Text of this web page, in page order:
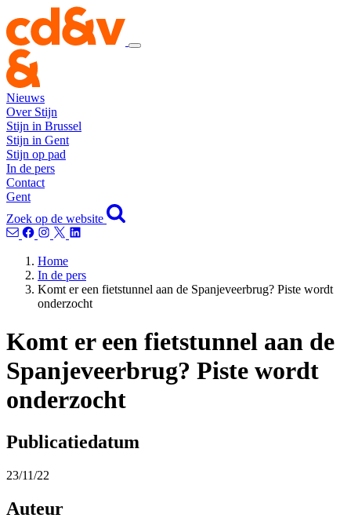
Nieuws
Over Stijn
Stijn in Brussel
Stijn in Gent
Stijn op pad
In de pers
Contact
Gent
Zoek op de website
Home
In de pers
Komt er een fietstunnel aan de Spanjeveerbrug? Piste wordt
onderzocht
Komt er een fietstunnel aan de
Spanjeveerbrug? Piste wordt
onderzocht
Publicatiedatum
23/11/22
Auteur